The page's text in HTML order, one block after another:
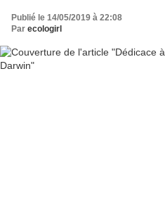
Publié le 14/05/2019 à 22:08
Par ecologirl